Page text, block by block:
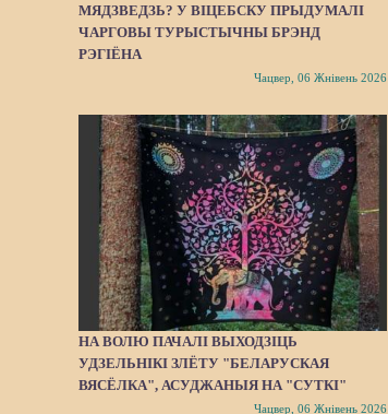
МЯДЗВЕДЗЬ? У ВІЦЕБСКУ ПРЫДУМАЛІ
ЧАРГОВЫ ТУРЫСТЫЧНЫ БРЭНД
РЭГІЁНА
Чацвер, 06 Жнівень 2026
НА ВОЛЮ ПАЧАЛІ ВЫХОДЗІЦЬ
УДЗЕЛЬНІКІ ЗЛЁТУ "БЕЛАРУСКАЯ
ВЯСЁЛКА", АСУДЖАНЫЯ НА "СУТКІ"
Чацвер, 06 Жнівень 2026